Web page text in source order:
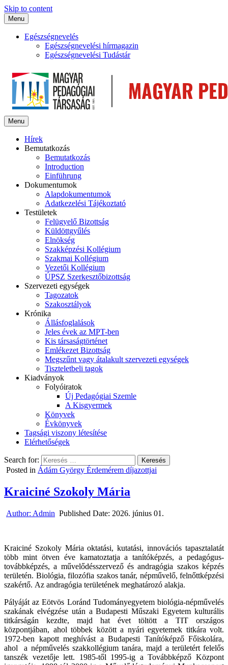
Skip to content
Menu
Egészségnevelés
Egészségnevelési hírmagazin
Egészségnevelési Tudástár
Menu
Hírek
Bemutatkozás
Bemutatkozás
Introduction
Einführung
Dokumentumok
Alapdokumentumok
Adatkezelési Tájékoztató
Testületek
Felügyelő Bizottság
Küldöttgyűlés
Elnökség
Szakképzési Kollégium
Szakmai Kollégium
Vezetői Kollégium
ÚPSZ Szerkesztőbizottság
Szervezeti egységek
Tagozatok
Szakosztályok
Krónika
Állásfoglalások
Jeles évek az MPT-ben
Kis társaságtörténet
Emlékezet Bizottság
Megszűnt vagy átalakult szervezeti egységek
Tiszteletbeli tagok
Kiadványok
Folyóiratok
Új Pedagógiai Szemle
A Kisgyermek
Könyvek
Évkönyvek
Tagsági viszony létesítése
Elérhetőségek
Search for:
Posted in Ádám György Érdemérem díjazottjai
Kraiciné Szokoly Mária
Author: Admin Published Date: 2026. június 01.
Kraiciné Szokoly Mária oktatási, kutatási, innovációs tapasztalatát
több mint ötven éve kamatoztatja a tanítóképzés, a pedagógus-
továbbképzés, a művelődésszervező és andragógia szakos képzés
területén. Biológia, filozófia szakos tanár, népművelő, felnőttképzési
szakértő. Az andragógia területének meghatározó alakja.
Pályáját az Eötvös Loránd Tudományegyetem biológia-népművelés
szakának elvégzése után a Budapesti Műszaki Egyetem kulturális
titkárságán kezdte, majd hat évet töltött a TIT országos
központjában, ahol többek között a nyári egyetemek titkára volt.
1972-ben kapott meghívást a Budapesti Tanítóképző Főiskolára,
ahol a népművelés szakkollégium tanára, majd a területért felelős
tanszék vezetője lett. 1985-től 1995-ig a Továbbképző Központ